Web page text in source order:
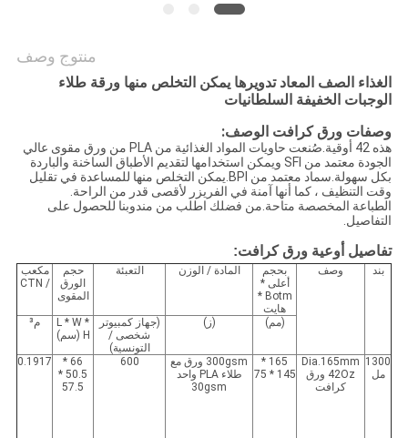
منتوج وصف
الغذاء الصف المعاد تدويرها يمكن التخلص منها ورقة طلاء
الوجبات الخفيفة السلطانيات
وصفات ورق كرافت الوصف:
هذه 42 أوقية.صُنعت حاويات المواد الغذائية من PLA من ورق مقوى عالي
الجودة معتمد من SFI ويمكن استخدامها لتقديم الأطباق الساخنة والباردة
بكل سهولة.سماد معتمد من BPI.يمكن التخلص منها للمساعدة في تقليل
وقت التنظيف ، كما أنها آمنة في الفريزر لأقصى قدر من الراحة.
الطباعة المخصصة متاحة.من فضلك اطلب من مندوبنا للحصول على
التفاصيل.
تفاصيل أوعية ورق كرافت:
بند وصف
بحجم
أعلى *
Botm *
هايت
المادة / الوزن التعبئة
حجم
الورق
المقوى
مكعب
/ CTN
(مم) (ز)
(جهاز كمبيوتر
شخصى /
التونسية)
L * W *
H (سم)
م³
1300
مل
Dia.165mm
42Oz ورق
كرافت
165 *
145 * 75
300gsm ورق مع
طلاء PLA واحد
30gsm
600
66 *
50.5 *
57.5
0.1917